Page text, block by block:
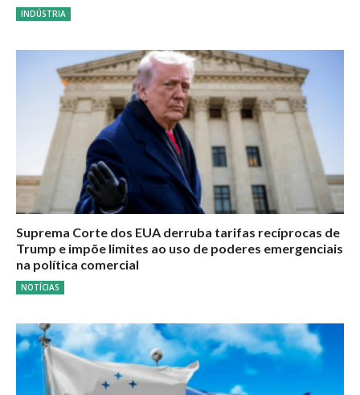
INDÚSTRIA
Suprema Corte dos EUA derruba tarifas recíprocas de
Trump e impõe limites ao uso de poderes emergenciais
na política comercial
NOTÍCIAS